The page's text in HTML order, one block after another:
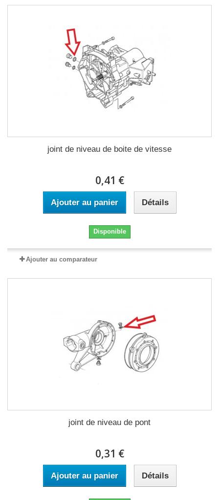
joint de niveau de boite de vitesse
0,41 €
Ajouter au panier Détails
Disponible
Ajouter au comparateur
joint de niveau de pont
0,31 €
Ajouter au panier Détails